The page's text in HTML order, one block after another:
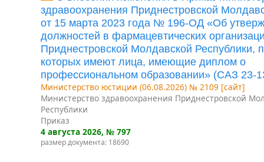
здравоохранения Приднестровской
от 15 марта 2023 года № 196-ОД «Об
должностей в фармацевтических
Приднестровской Молдавской Республики,
которых имеют лица, имеющие диплом о
профессиональном образовании» (САЗ 23-
Министерство юстиции (06.08.2026) № 2109 [сайт]
Министерство здравоохранения Приднестровской
Республики
Приказ
4 августа 2026, № 797
размер документа: 18690